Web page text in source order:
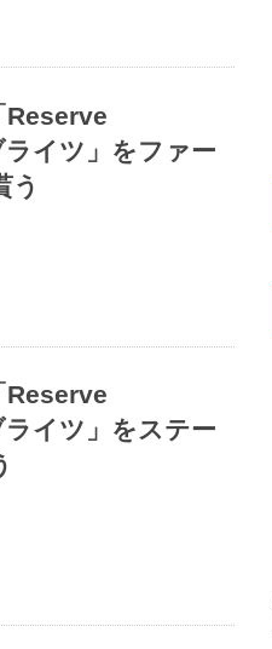
Reserve
イツ」をファー
う
Reserve
イツ」をステー